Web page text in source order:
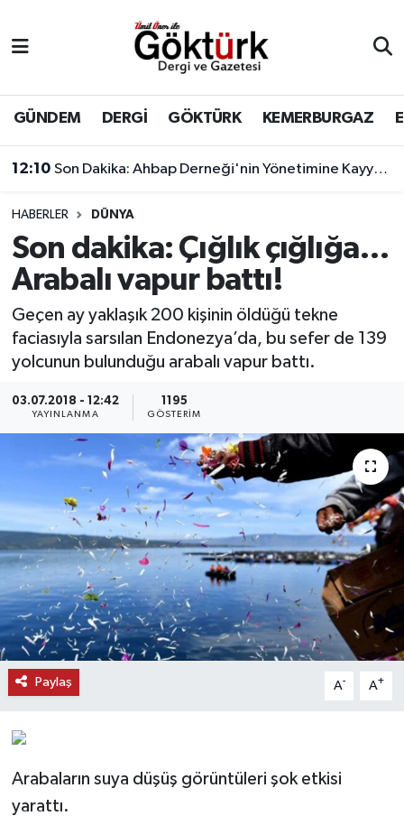
GÜNDEM DERGİ GÖKTÜRK KEMERBURGAZ
12:10 Son Dakika: Ahbap Derneği'nin Yönetimine Kayyum Atandı
HABERLER DÜNYA
Son dakika: Çığlık çığlığa…
Arabalı vapur battı!
Geçen ay yaklaşık 200 kişinin öldüğü tekne
faciasıyla sarsılan Endonezya’da, bu sefer de 139
yolcunun bulunduğu arabalı vapur battı.
03.07.2018 - 12:42
YAYINLANMA
1195
GÖSTERIM
Paylaş A- A+
Arabaların suya düşüş görüntüleri şok etkisi
yarattı.
BİLİM
DERGİ
DÜNYA
EĞİTİM
GÖKTÜRK
KEMERBURGAZ
KÜLTÜR - SANAT
MAGAZİN
ÖZEL HABER
SAĞLIK
SPOR
YAŞAM
Eyüpsultan Hava Durumu
Eyüpsultan Trafik Yoğunluk Haritası
Süper Lig Puan Durumu ve Fikstür
Tüm Manşetler
Son Dakika Haberleri